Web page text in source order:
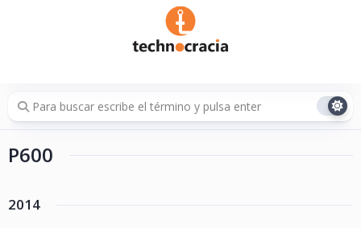
P600
2014